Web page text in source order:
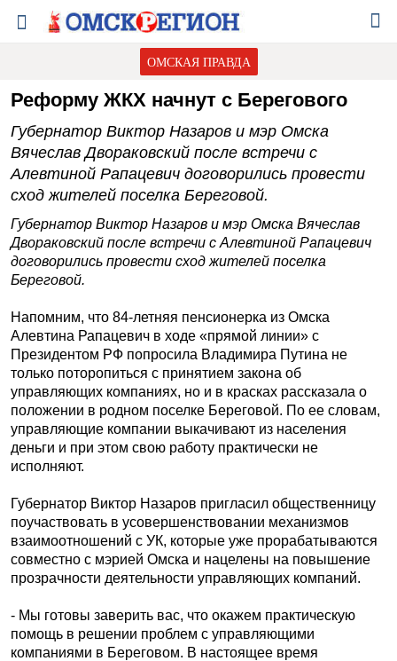
ОМСКАЯ ПРАВДА
Реформу ЖКХ начнут с Берегового
Губернатор Виктор Назаров и мэр Омска
Вячеслав Двораковский после встречи с
Алевтиной Рапацевич договорились провести
сход жителей поселка Береговой.
Губернатор Виктор Назаров и мэр Омска Вячеслав
Двораковский после встречи с Алевтиной Рапацевич
договорились провести сход жителей поселка
Береговой.
Напомним, что 84-летняя пенсионерка из Омска
Алевтина Рапацевич в ходе «прямой линии» с
Президентом РФ попросила Владимира Путина не
только поторопиться с принятием закона об
управляющих компаниях, но и в красках рассказала о
положении в родном поселке Береговой. По ее словам,
управляющие компании выкачивают из населения
деньги и при этом свою работу практически не
исполняют.
Губернатор Виктор Назаров пригласил общественницу
поучаствовать в усовершенствовании механизмов
взаимоотношений с УК, которые уже прорабатываются
совместно с мэрией Омска и нацелены на повышение
прозрачности деятельности управляющих компаний.
- Мы готовы заверить вас, что окажем практическую
помощь в решении проблем с управляющими
компаниями в Береговом. В настоящее время